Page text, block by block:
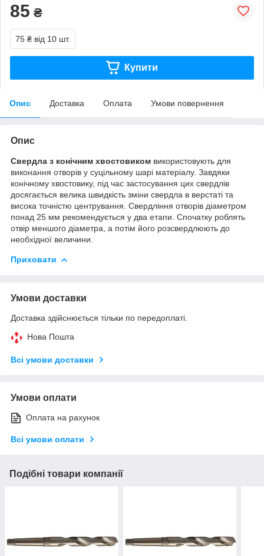
85 ₴
75 ₴ від 10 шт.
Купити
Опис Доставка Оплата Умови повернення
Опис
Свердла з конічним хвостовиком використовують для
виконання отворів у суцільному шарі матеріалу. Завдяки
конічному хвостовику, під час застосування цих свердлів
досягається велика швидкість зміни свердла в верстаті та
висока точністю центрування. Свердління отворів діаметром
понад 25 мм рекомендується у два етапи. Спочатку роблять
отвір меншого діаметра, а потім його розсвердлюють до
необхідної величини.
Приховати
Умови доставки
Доставка здійснюється тільки по передоплаті.
Нова Пошта
Всі умови доставки
Умови оплати
Оплата на рахунок
Всі умови оплати
Подібні товари компанії